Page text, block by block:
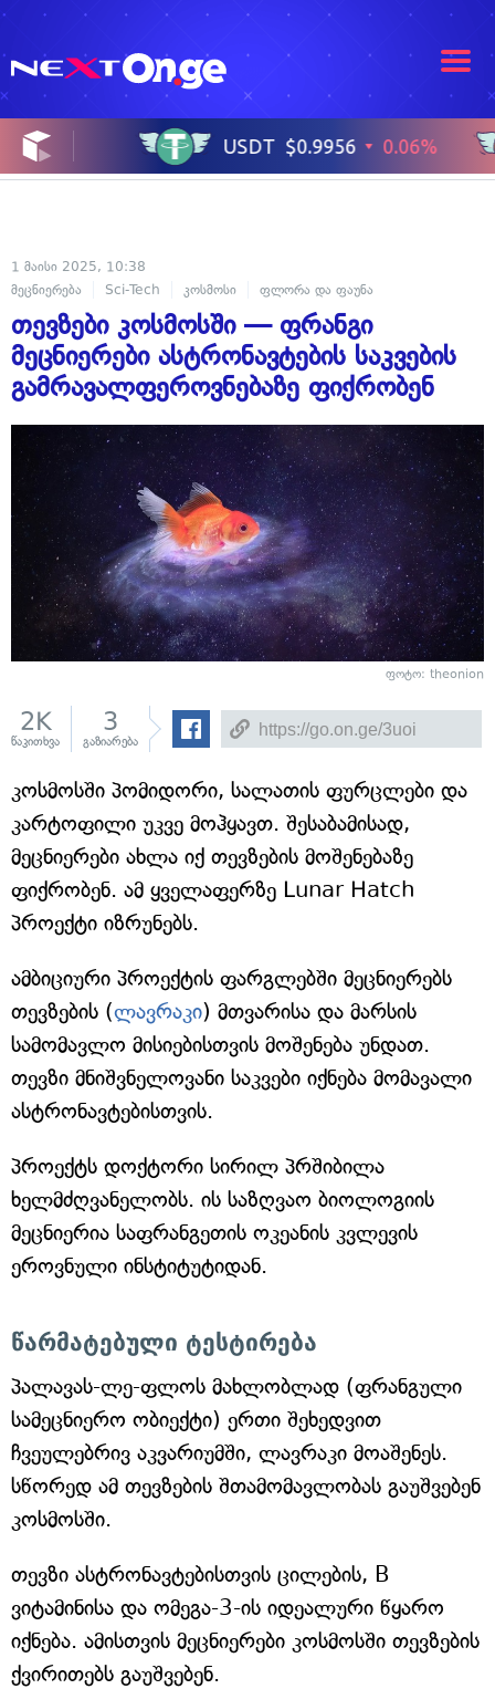
1 მაისი 2025, 10:38
მეცნიერება
Sci-Tech კოსმოსი ფლორა და ფაუნა
თევზები კოსმოსში — ფრანგი
მეცნიერები ასტრონავტების საკვების
გამრავალფეროვნებაზე ფიქრობენ
ფოტო: theonion
2K
წაკითხვა
3
გაზიარება
კოსმოსში პომიდორი, სალათის ფურცლები და
კარტოფილი უკვე მოჰყავთ. შესაბამისად,
მეცნიერები ახლა იქ თევზების მოშენებაზე
ფიქრობენ. ამ ყველაფერზე Lunar Hatch
პროექტი იზრუნებს.
ამბიციური პროექტის ფარგლებში მეცნიერებს
თევზების (ლავრაკი) მთვარისა და მარსის
სამომავლო მისიებისთვის მოშენება უნდათ.
თევზი მნიშვნელოვანი საკვები იქნება მომავალი
ასტრონავტებისთვის.
პროექტს დოქტორი სირილ პრშიბილა
ხელმძღვანელობს. ის საზღვაო ბიოლოგიის
მეცნიერია საფრანგეთის ოკეანის კვლევის
ეროვნული ინსტიტუტიდან.
წარმატებული ტესტირება
პალავას-ლე-ფლოს მახლობლად (ფრანგული
სამეცნიერო ობიექტი) ერთი შეხედვით
ჩვეულებრივ აკვარიუმში, ლავრაკი მოაშენეს.
სწორედ ამ თევზების შთამომავლობას გაუშვებენ
კოსმოსში.
თევზი ასტრონავტებისთვის ცილების, B
ვიტამინისა და ომეგა-3-ის იდეალური წყარო
იქნება. ამისთვის მეცნიერები კოსმოსში თევზების
ქვირითებს გაუშვებენ.